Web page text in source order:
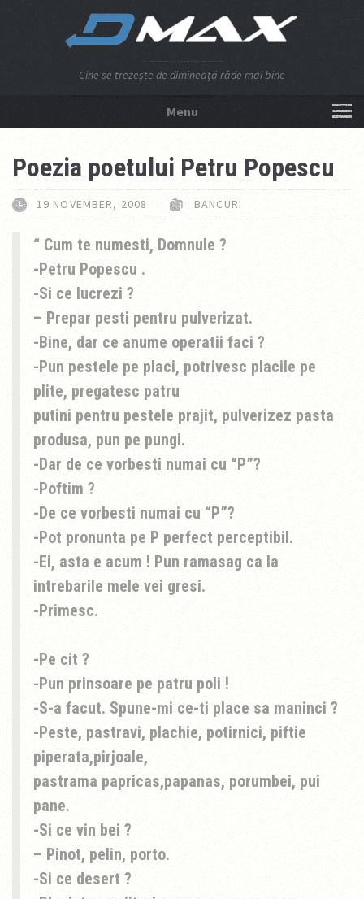
Cine se trezeşte de dimineaţă râde mai bine
Menu
Poezia poetului Petru Popescu
19 NOVEMBER, 2008 BANCURI
Cum te numesti, Domnule ?
-Petru Popescu .
-Si ce lucrezi ?
– Prepar pesti pentru pulverizat.
-Bine, dar ce anume operatii faci ?
-Pun pestele pe placi, potrivesc placile pe
plite, pregatesc patru
putini pentru pestele prajit, pulverizez pasta
produsa, pun pe pungi.
-Dar de ce vorbesti numai cu “P”?
-Poftim ?
-De ce vorbesti numai cu “P”?
-Pot pronunta pe P perfect perceptibil.
-Ei, asta e acum ! Pun ramasag ca la
intrebarile mele vei gresi.
-Primesc.
-Pe cit ?
-Pun prinsoare pe patru poli !
-S-a facut. Spune-mi ce-ti place sa maninci ?
-Peste, pastravi, plachie, potirnici, piftie
piperata,pirjoale,
pastrama papricas,papanas, porumbei, pui
pane.
-Si ce vin bei ?
– Pinot, pelin, porto.
-Si ce desert ?